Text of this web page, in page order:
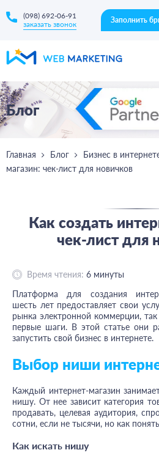
(098) 692-06-91
заказать звонок
Заполнить
Блог
Главная Блог Бизнес в
магазин: чек-лист для новичков
Как создать
чек-лист для
Время чтения: 6 минуты
Платформа для создания
шесть лет предоставляет свои
рынка электронной коммерции,
первые шаги. В этой статье они
запустить свой бизнес в интернете.
Выбор ниши
Каждый интернет-магазин
нишу. От нее зависит категория
продавать, целевая аудитория,
сотни, если не тысячи, но как
Как искать нишу